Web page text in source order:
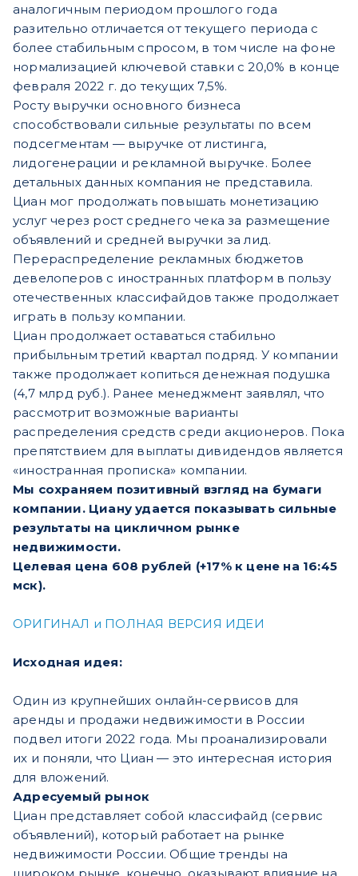
аналогичным периодом прошлого года
разительно отличается от текущего периода с
более стабильным спросом, в том числе на фоне
нормализацией ключевой ставки с 20,0% в конце
февраля 2022 г. до текущих 7,5%.
Росту выручки основного бизнеса
способствовали сильные результаты по всем
подсегментам — выручке от листинга,
лидогенерации и рекламной выручке. Более
детальных данных компания не представила.
Циан мог продолжать повышать монетизацию
услуг через рост среднего чека за размещение
объявлений и средней выручки за лид.
Перераспределение рекламных бюджетов
девелоперов с иностранных платформ в пользу
отечественных классифайдов также продолжает
играть в пользу компании.
Циан продолжает оставаться стабильно
прибыльным третий квартал подряд. У компании
также продолжает копитьcя денежная подушка
(4,7 млрд руб.). Ранее менеджмент заявлял, что
рассмотрит возможные варианты
распределения средств среди акционеров. Пока
препятствием для выплаты дивидендов является
«иностранная прописка» компании.
Мы сохраняем позитивный взгляд на бумаги
компании. Циану удается показывать сильные
результаты на цикличном рынке
недвижимости.
Целевая цена 608 рублей (+17% к цене на 16:45
мск).
ОРИГИНАЛ и ПОЛНАЯ ВЕРСИЯ ИДЕИ
Исходная идея:
Один из крупнейших онлайн-сервисов для
аренды и продажи недвижимости в России
подвел итоги 2022 года. Мы проанализировали
их и поняли, что Циан — это интересная история
для вложений.
Адресуемый рынок
Циан представляет собой классифайд (сервис
объявлений), который работает на рынке
недвижимости России. Общие тренды на